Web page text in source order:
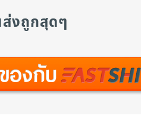
ส่งถูกสุดๆ